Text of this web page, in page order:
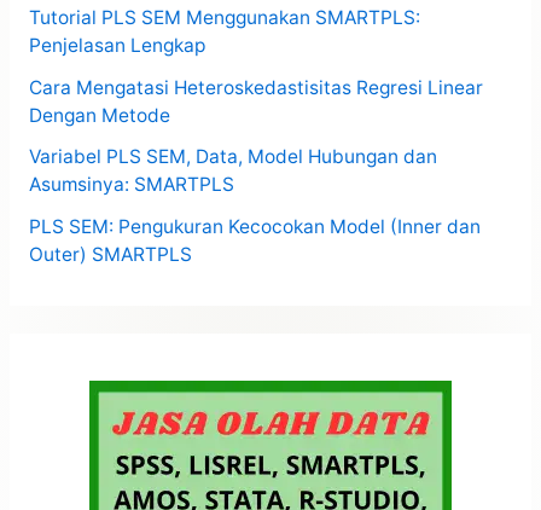
Tutorial PLS SEM Menggunakan SMARTPLS:
Penjelasan Lengkap
Cara Mengatasi Heteroskedastisitas Regresi Linear
Dengan Metode
Variabel PLS SEM, Data, Model Hubungan dan
Asumsinya: SMARTPLS
PLS SEM: Pengukuran Kecocokan Model (Inner dan
Outer) SMARTPLS